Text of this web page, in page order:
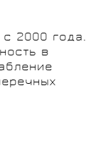
с 2000 года.
в